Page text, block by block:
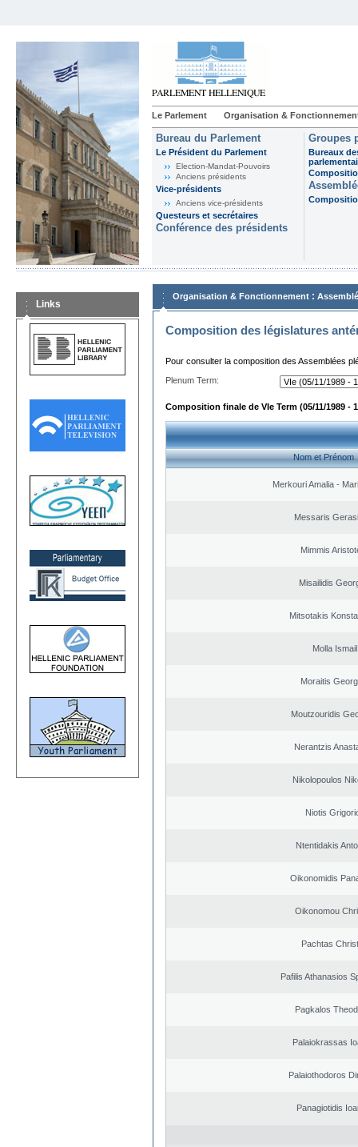
Le Parlement Organisation &
Bureau du Parlement
Le Président du Parlement
Election-Mandat-Pouvoirs
Anciens présidents
Vice-présidents
Anciens vice-présidents
Questeurs et secrétaires
Conférence des présidents
Groupes
Bureaux
Links
Organisation & Fonctionnement :
Composition des législatures
Pour consulter la composition des Assemblées
Plenum Term:
Composition finale de VIe Term (05/11/1989 -
Nom et Prénom
Merkouri Amalia -
Messaris
Mimmis
Misailidis
Mitsotakis
Molla Ismail
Moraitis
Moutzouridis
Nerantzis
Nikolopoulos
Niotis
Ntentidakis
Oikonomidis
Oikonomou
Pachtas
Pafilis Athanasios
Pagkalos
Palaiokrassas
Palaiothodoros
Panagiotidis